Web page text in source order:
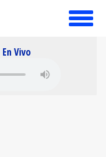
toggle
En Vivo